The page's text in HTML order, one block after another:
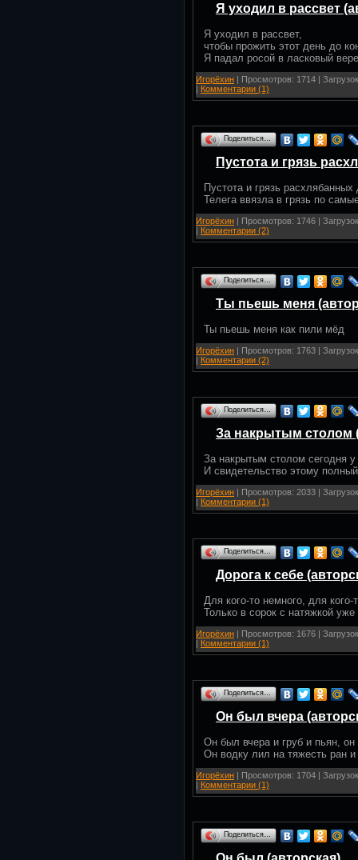
Я уходил в рассвет
Я уходил в рассвет,
чтобы прожить этот день до
Я падал росой в ласковый
Игорёхин | Просмотров: 1714 |
| Комментарии (1)
Поделиться…
Пустота и грязь
Пустота и грязь расхлябанных
Телега ввязла в грязь по
Игорёхин | Просмотров: 1746 |
| Комментарии (2)
Поделиться…
Ты пьешь меня
Ты пьешь меня как пили мёд
Игорёхин | Просмотров: 1763 |
| Комментарии (2)
Поделиться…
За накрытым столом
За накрытым столом сегодня у
И свидетельство этому
Игорёхин | Просмотров: 2033 |
| Комментарии (1)
Поделиться…
Дорога к себе
Для кого-то немного, для кого-
Только в сорок с натяжкой
Игорёхин | Просмотров: 1676 |
| Комментарии (1)
Поделиться…
Он был вчера
Он был вчера и груб и пьян,
Он водку лил на тяжесть ран и
Игорёхин | Просмотров: 1704 |
| Комментарии (1)
Поделиться…